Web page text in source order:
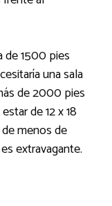
de 1500 pies
una sala
de 2000 pies
de 12 x 18
menos de
extravagante.